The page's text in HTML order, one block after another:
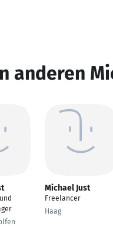
anderen
Michael Just
Freelancer
Haag